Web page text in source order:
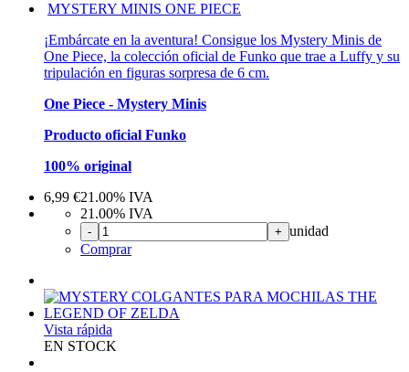
MYSTERY MINIS ONE PIECE
¡Embárcate en la aventura! Consigue los Mystery Minis de
One Piece, la colección oficial de Funko que trae a Luffy y su
tripulación en figuras sorpresa de 6 cm.
One Piece - Mystery Minis
Producto oficial Funko
100% original
6,99 €21.00% IVA
21.00% IVA
- + unidad
Comprar
Vista rápida
EN STOCK